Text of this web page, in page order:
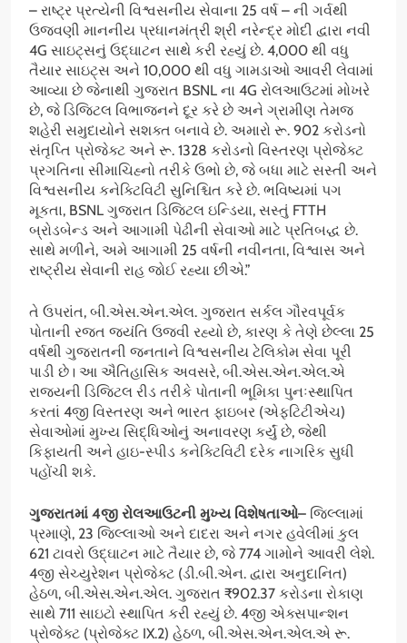
– રાષ્ટ્ર પ્રત્યેની વિશ્વસનીય સેવાના 25 વર્ષ – ની ગર્વથી
ઉજવણી માનનીય પ્રધાનમંત્રી શ્રી નરેન્દ્ર મોદી દ્વારા નવી
4G સાઇટ્સનું ઉદ્ઘાટન સાથે કરી રહ્યું છે. 4,000 થી વધુ
તૈયાર સાઇટ્સ અને 10,000 થી વધુ ગામડાઓ આવરી લેવામાં
આવ્યા છે જેનાથી ગુજરાત BSNL ના 4G રોલઆઉટમાં મોખરે
છે, જે ડિજિટલ વિભાજનને દૂર કરે છે અને ગ્રામીણ તેમજ
શહેરી સમુદાયોને સશક્ત બનાવે છે. અમારો રૂ. 902 કરોડનો
સંતૃપ્તિ પ્રોજેક્ટ અને રૂ. 1328 કરોડનો વિસ્તરણ પ્રોજેક્ટ
પ્રગતિના સીમાચિહ્નો તરીકે ઉભો છે, જે બધા માટે સસ્તી અને
વિશ્વસનીય કનેક્ટિવિટી સુનિશ્ચિત કરે છે. ભવિષ્યમાં પગ
મૂકતા, BSNL ગુજરાત ડિજિટલ ઇન્ડિયા, સસ્તું FTTH
બ્રોડબેન્ડ અને આગામી પેઢીની સેવાઓ માટે પ્રતિબદ્ધ છે.
સાથે મળીને, અમે આગામી 25 વર્ષની નવીનતા, વિશ્વાસ અને
રાષ્ટ્રીય સેવાની રાહ જોઈ રહ્યા છીએ.”
તે ઉપરાંત, બી.એસ.એન.એલ. ગુજરાત સર્કલ ગૌરવપૂર્વક
પોતાની રજત જયંતિ ઉજવી રહ્યો છે, કારણ કે તેણે છેલ્લા 25
વર્ષથી ગુજરાતની જનતાને વિશ્વસનીય ટેલિકોમ સેવા પૂરી
પાડી છે। આ ઐતિહાસિક અવસરે, બી.એસ.એન.એલ.એ
રાજ્યની ડિજિટલ રીડ તરીકે પોતાની ભૂમિકા પુનઃસ્થાપિત
કરતાં 4જી વિસ્તરણ અને ભારત ફાઇબર (એફટિટીએચ)
સેવાઓમાં મુખ્ય સિદ્ધિઓનું અનાવરણ કર્યું છે, જેથી
કિફાયતી અને હાઇ-સ્પીડ કનેક્ટિવિટી દરેક નાગરિક સુધી
પહોંચી શકે.
ગુજરાતમાં 4જી રોલઆઉટની મુખ્ય વિશેષતાઓ– જિલ્લામાં
પ્રમાણે, 23 જિલ્લાઓ અને દાદરા અને નગર હવેલીમાં કુલ
621 ટાવરો ઉદ્ઘાટન માટે તૈયાર છે, જે 774 ગામોને આવરી લેશે.
4જી સેચ્યુરેશન પ્રોજેક્ટ (ડી.બી.એન. દ્વારા અનુદાનિત)
હેઠળ, બી.એસ.એન.એલ. ગુજરાત ₹902.37 કરોડના રોકાણ
સાથે 711 સાઇટો સ્થાપિત કરી રહ્યું છે. 4જી એક્સપાન્શન
પ્રોજેક્ટ (પ્રોજેક્ટ IX.2) હેઠળ, બી.એસ.એન.એલ.એ રૂ.